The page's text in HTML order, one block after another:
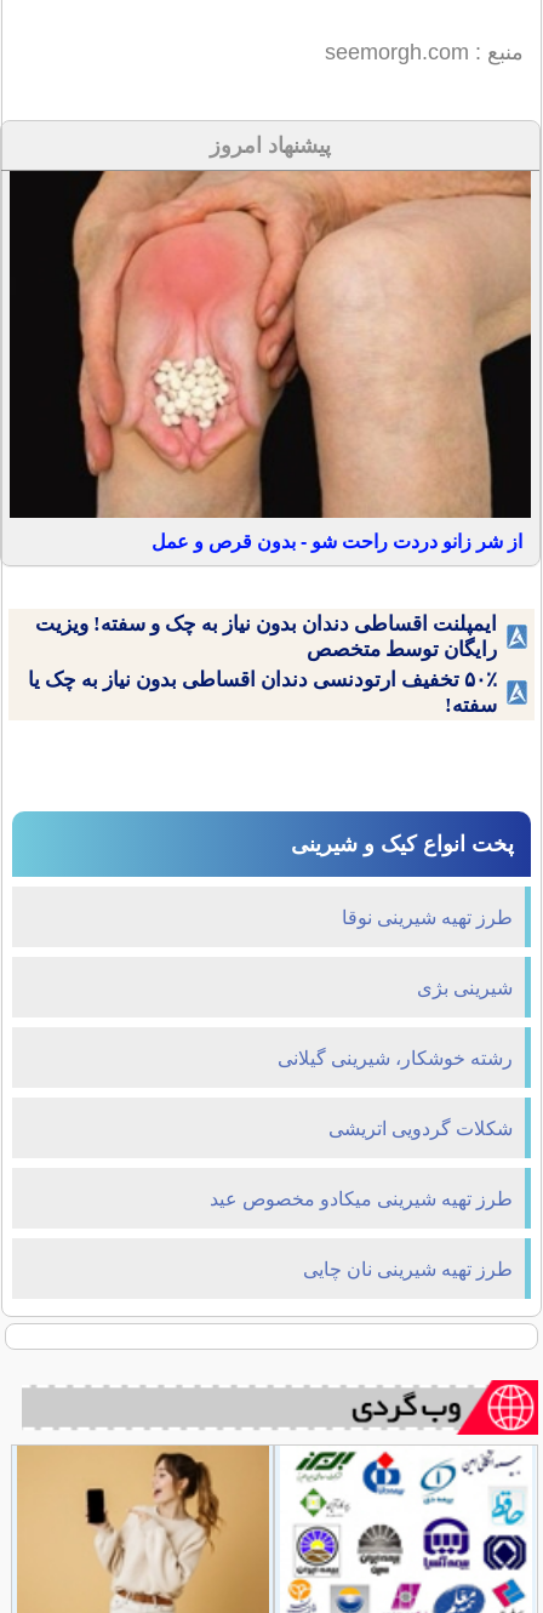
منبع : seemorgh.com
پیشنهاد امروز
از شر زانو دردت راحت شو - بدون قرص و عمل
ایمپلنت اقساطی دندان بدون نیاز به چک و سفته! ویزیت
رایگان توسط متخصص
۵۰٪ تخفیف ارتودنسی دندان اقساطی بدون نیاز به چک یا
سفته!
پخت انواع کیک و شیرینی
طرز تهیه شیرینی نوقا
شیرینی بژی
رشته خوشکار، شیرینی گیلانی
شکلات گردویی اتریشی
طرز تهیه شیرینی میکادو مخصوص عید
طرز تهیه شیرینی نان چایی